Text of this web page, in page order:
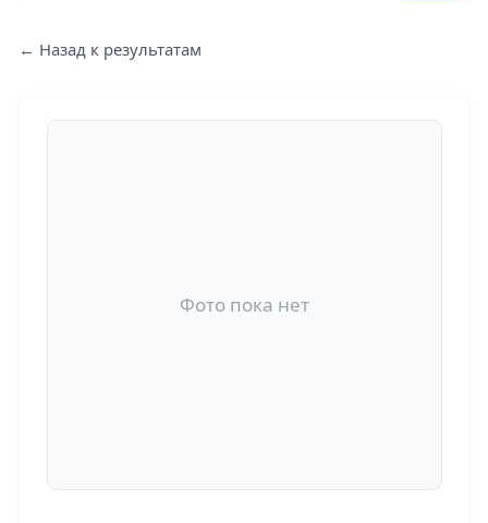
← Назад к результатам
Фото пока нет